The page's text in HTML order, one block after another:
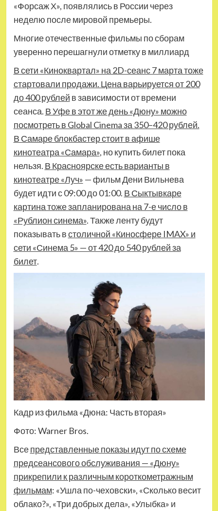
«Форсаж Х», появлялись в России через
неделю после мировой премьеры.
Многие отечественные фильмы по сборам
уверенно перешагнули отметку в миллиард
В сети «Киноквартал» на 2D-сеанс 7 марта тоже
стартовали продажи. Цена варьируется от 200
до 400 рублей в зависимости от времени
сеанса. В Уфе в этот же день «Дюну» можно
посмотреть в Global Cinema за 350–420 рублей.
В Самаре блокбастер стоит в афише
кинотеатра «Самара», но купить билет пока
нельзя. В Красноярске есть варианты в
кинотеатре «Луч» — фильм Дени Вильнева
будет идти с 09:00 до 01:00. В Сыктывкаре
картина тоже запланирована на 7-е число в
«Рублион синема». Также ленту будут
показывать встоличной «Киносфере IMAX» и
сети «Синема 5» — от 420 до 540 рублей за
билет.
Кадр из фильма «Дюна: Часть вторая»
Фото: Warner Bros.
Всепредставленные показы идут по схеме
предсеансового обслуживания — «Дюну»
прикрепили к различным короткометражным
фильмам: «Ушла по-чеховски», «Сколько весит
облако?», «Три добрых дела», «Улыбка» и